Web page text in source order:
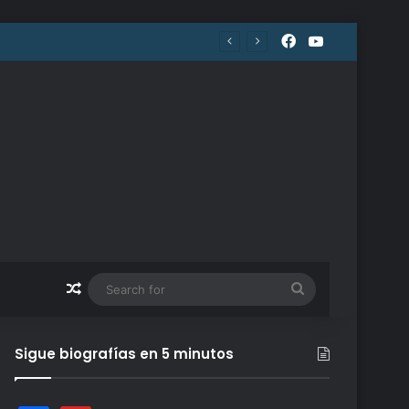
Facebook
YouTube
Random Article
Sigue biografías en 5 minutos